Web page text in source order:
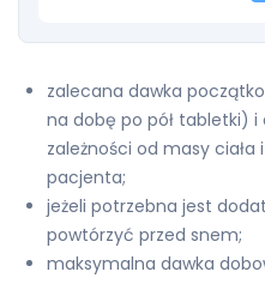
zalecana dawka
na dobę po pół tabletki) i
zależności od masy ciała
pacjenta;
jeżeli potrzebna jest
powtórzyć przed snem;
maksymalna dawka